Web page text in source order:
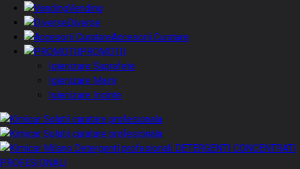
Vending
Diverse
Accesorii Curatare
PROMOTII
Igienizare Suprafete
Igienizare Maini
Igienizare Incinte
DETERGENTI CONCENTRATI
PROFESIONALI